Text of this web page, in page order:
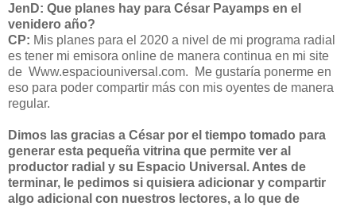
JenD: Que planes hay para César Payamps en el
venidero año?
CP: Mis planes para el 2020 a nivel de mi programa radial
es tener mi emisora online de manera continua en mi site
de Www.espaciouniversal.com. Me gustaría ponerme en
eso para poder compartir más con mis oyentes de manera
regular.
Dimos las gracias a César por el tiempo tomado para
generar esta pequeña vitrina que permite ver al
productor radial y su Espacio Universal. Antes de
terminar, le pedimos si quisiera adicionar y compartir
algo adicional con nuestros lectores, a lo que de